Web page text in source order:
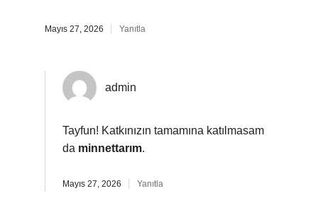
Mayıs 27, 2026 Yanıtla
admin
Tayfun! Katkınızın tamamına katılmasam
da minnettarım.
Mayıs 27, 2026 Yanıtla